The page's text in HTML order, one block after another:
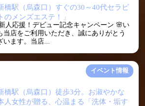
橋駅（烏森口）すぐの30～40代セラピ
のメンズエステ！」
人応援！デビュー記念キャンペーン 🌸い
当店をご利用いただき、誠にありがとう
います。当店...
イベント情報
橋駅（烏森口）徒歩3分。お淑やかな
人女性が贈る、心温まる「洗体・垢す